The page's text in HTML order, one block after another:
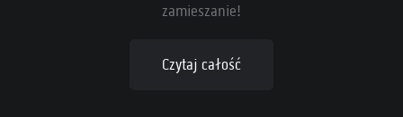
zamieszanie!
Czytaj całość